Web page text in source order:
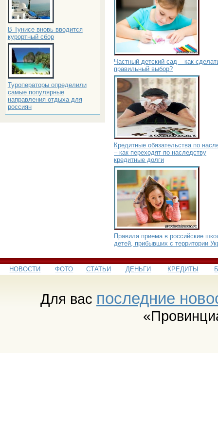
В Тунисе вновь вводится
курортный сбор
Туроператоры определили
самые популярные
направления отдыха для
россиян
Частный детский сад – как
правильный выбор?
Кредитные обязательства по
– как переходят по наследству
кредитные долги
Правила приема в российские
детей, прибывших с территории
НОВОСТИ ФОТО СТАТЬИ ДЕНЬГИ КРЕДИТЫ
Для вас последние